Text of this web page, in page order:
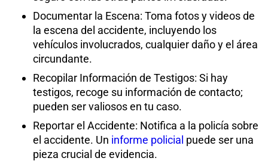
Documentar la Escena: Toma fotos y videos de
la escena del accidente, incluyendo los
vehículos involucrados, cualquier daño y el área
circundante.
Recopilar Información de Testigos: Si hay
testigos, recoge su información de contacto;
pueden ser valiosos en tu caso.
Reportar el Accidente: Notifica a la policía sobre
el accidente. Un informe policial puede ser una
pieza crucial de evidencia.